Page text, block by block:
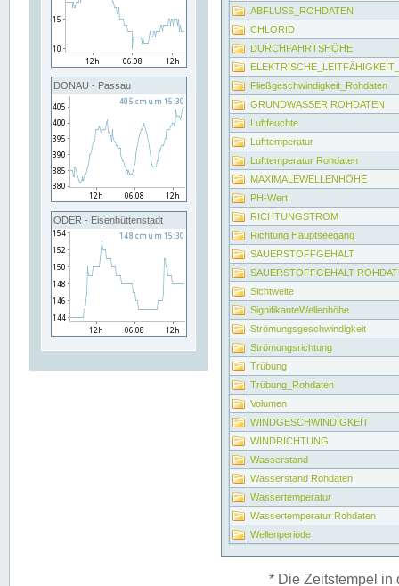
DONAU - Passau
ODER - Eisenhüttenstadt
ABFLUSS_ROHDATEN
CHLORID
DURCHFAHRTSHÖHE
Fließgeschwindigkeit_Rohdaten
GRUNDWASSER ROHDATEN
Luftfeuchte
Lufttemperatur
Lufttemperatur Rohdaten
MAXIMALEWELLENHÖHE
PH-Wert
RICHTUNGSTROM
Richtung Hauptseegang
SAUERSTOFFGEHALT
SAUERSTOFFGEHALT
Sichtweite
SignifikanteWellenhöhe
Strömungsgeschwindigkeit
Strömungsrichtung
Trübung
Trübung_Rohdaten
Volumen
WINDGESCHWINDIGKEIT
WINDRICHTUNG
Wasserstand
Wasserstand Rohdaten
Wassertemperatur
Wassertemperatur Rohdaten
Wellenperiode
* Die Zeitstempel in